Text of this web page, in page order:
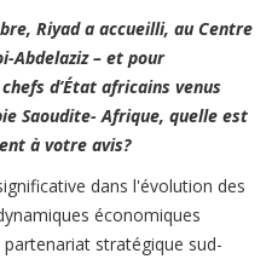
Riyad a accueilli, au Centre
Abdelaziz – et pour
d’État africains venus
Saoudite- Afrique, quelle est
à votre avis?
dans l'évolution des
économiques
stratégique sud-